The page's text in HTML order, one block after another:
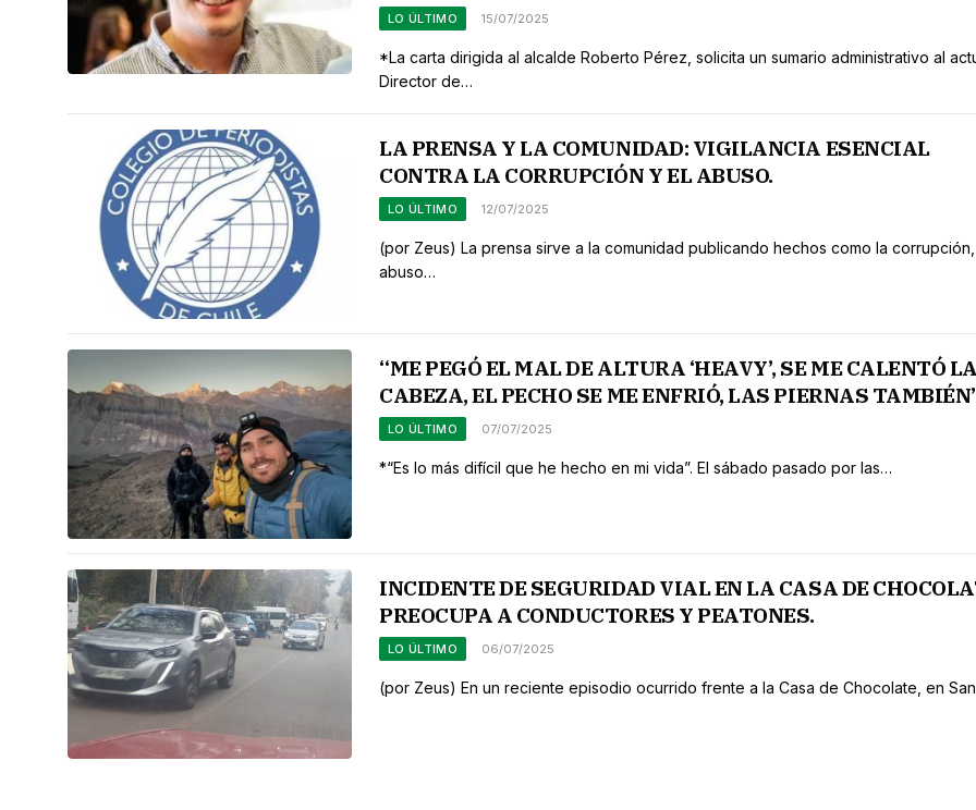
LO ÚLTIMO 15/07/2025
*La carta dirigida al alcalde Roberto Pérez, solicita un sumario administrativo al
Director de…
LA PRENSA Y LA COMUNIDAD: VIGILANCIA ESENCIAL
CONTRA LA CORRUPCIÓN Y EL ABUSO.
LO ÚLTIMO 12/07/2025
(por Zeus) La prensa sirve a la comunidad publicando hechos como la corrupción,
abuso…
“ME PEGÓ EL MAL DE ALTURA ‘HEAVY’, SE ME CALENTÓ LA
CABEZA, EL PECHO SE ME ENFRIÓ, LAS PIERNAS
LO ÚLTIMO 07/07/2025
*“Es lo más difícil que he hecho en mi vida”. El sábado pasado por las…
INCIDENTE DE SEGURIDAD VIAL EN LA CASA DE
PREOCUPA A CONDUCTORES Y PEATONES.
LO ÚLTIMO 06/07/2025
(por Zeus) En un reciente episodio ocurrido frente a la Casa de Chocolate, en